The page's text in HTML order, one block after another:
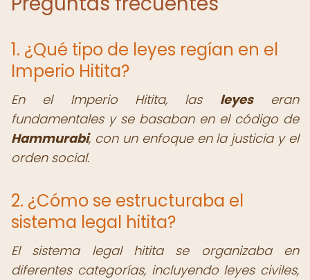
1. ¿Qué tipo de leyes regían en el
Imperio Hitita?
En el Imperio Hitita, las leyeseran
fundamentales y se basaban en el código de
Hammurabi, con un enfoque en la justicia y el
orden social.
2. ¿Cómo se estructuraba el
sistema legal hitita?
El sistema legal hitita se organizaba en
diferentes categorías, incluyendo leyes civiles,